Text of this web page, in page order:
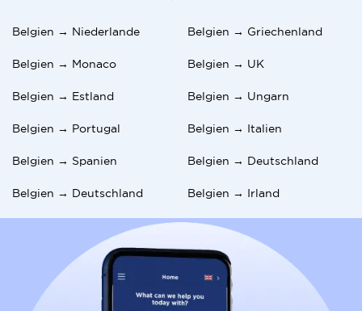
Belgien → Niederlande Belgien → Griechenland
Belgien → Monaco Belgien → UK
Belgien → Estland Belgien → Ungarn
Belgien → Portugal Belgien → Italien
Belgien → Spanien Belgien → Deutschland
Belgien → Deutschland Belgien → Irland